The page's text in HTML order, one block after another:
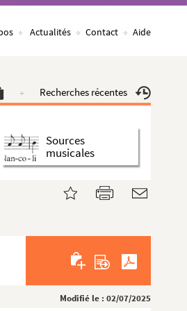
Actualités Contact Aide
Recherches récentes
Sources
musicales
Modifié le : 02/07/2025